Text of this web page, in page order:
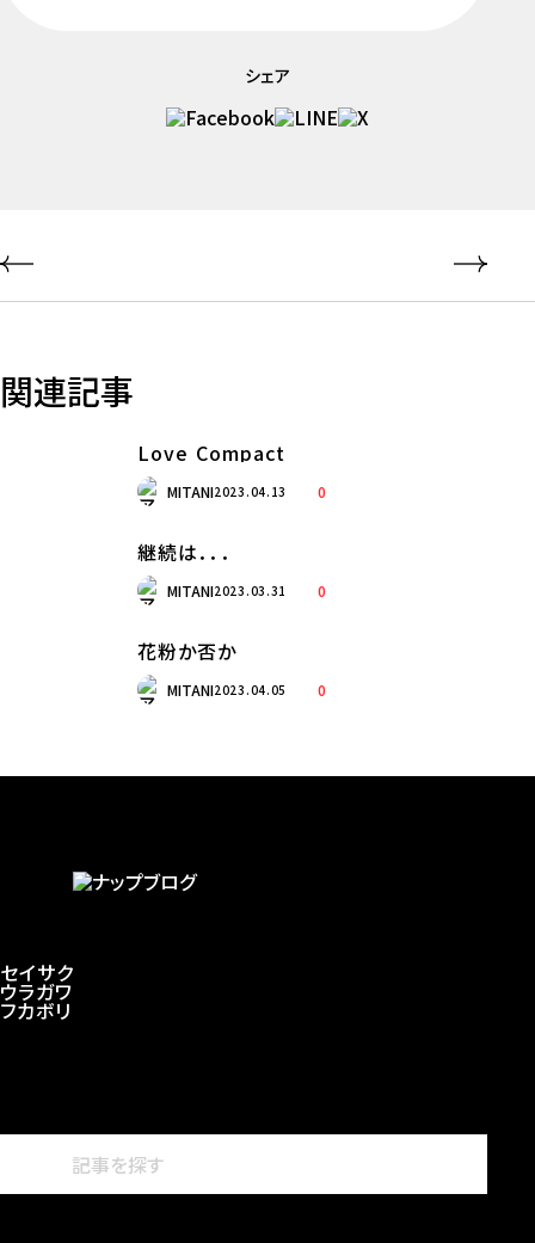
シェア
関連記事
Love Compact
MITANI2023.04.13 0
継続は．．．
MITANI2023.03.31 0
花粉か否か
MITANI2023.04.05 0
セイサク
ウラガワ
フカボリ